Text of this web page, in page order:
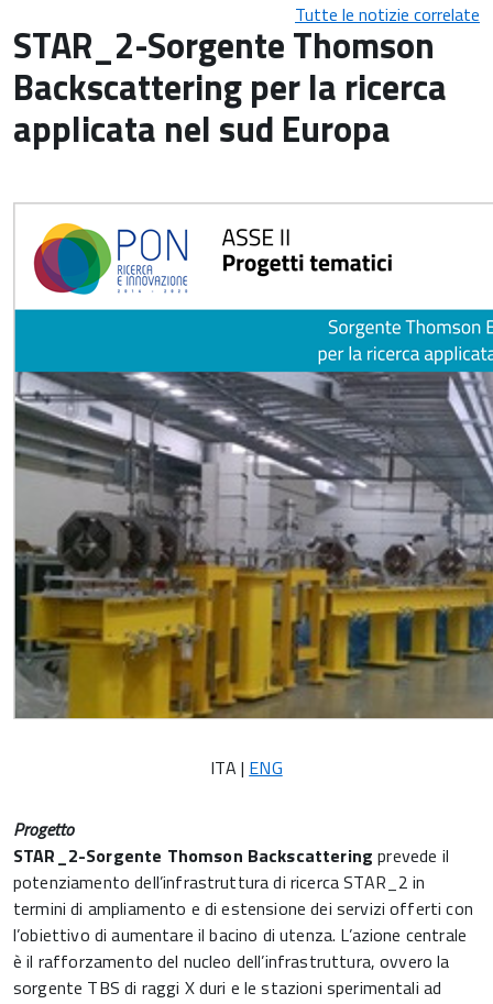
Tutte le notizie correlate
STAR_2-Sorgente Thomson
Backscattering per la ricerca
applicata nel sud Europa
ITA | ENG
Progetto
STAR_2-Sorgente Thomson Backscatteringprevede il
potenziamento dell’infrastruttura di ricerca STAR_2 in
termini di ampliamento e di estensione dei servizi offerti con
l’obiettivo di aumentare il bacino di utenza. L’azione centrale
è il rafforzamento del nucleo dell’infrastruttura, ovvero la
sorgente TBS di raggi X duri e le stazioni sperimentali ad